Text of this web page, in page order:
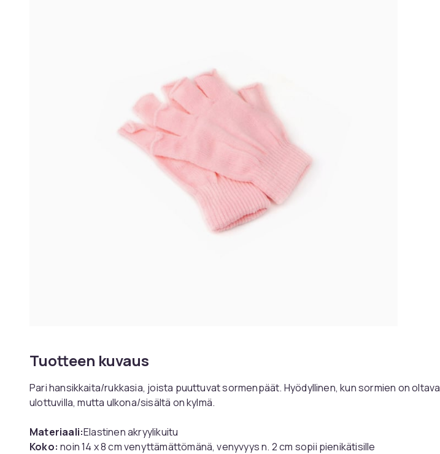
Tuotteen kuvaus
Pari hansikkaita/rukkasia, joista puuttuvat sormenpäät. Hyödyllinen, kun sormien on oltava
ulottuvilla, mutta ulkona/sisältä on kylmä.
Materiaali:Elastinen akryylikuitu
Koko: noin 14 x 8 cm venyttämättömänä, venyvyys n. 2 cm sopii pienikätisille